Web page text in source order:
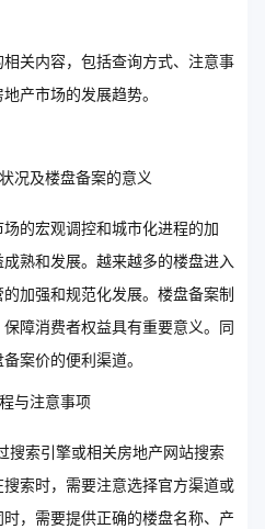
关内容，包括查询方式、注意事
产市场的发展趋势。
况及楼盘备案的意义
的宏观调控和城市化进程的加
熟和发展。越来越多的楼盘进入
加强和规范化发展。楼盘备案制
障消费者权益具有重要意义。同
案价的便利渠道。
与注意事项
搜索引擎或相关房地产网站搜索
索时，需要注意选择官方渠道或
，需要提供正确的楼盘名称、产